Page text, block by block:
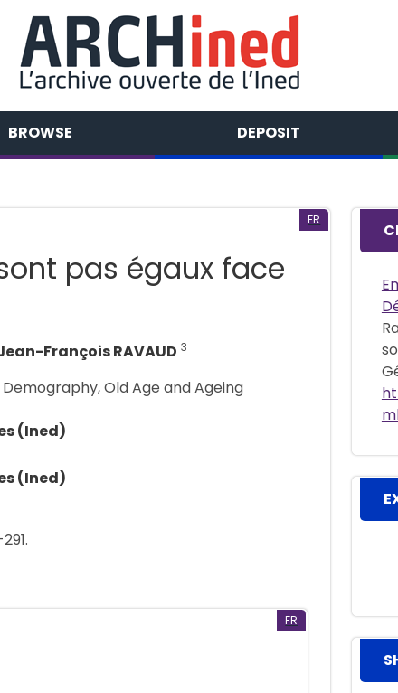
BROWSE DEPOSIT
FR
pas égaux face
François RAVAUD 3
Old Age and Ageing
(Ined)
(Ined)
FR